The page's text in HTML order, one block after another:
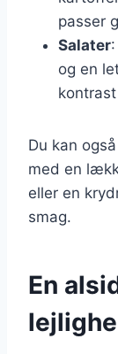
passer
Salater
og en
Du kan
med en
eller en
smag.
En